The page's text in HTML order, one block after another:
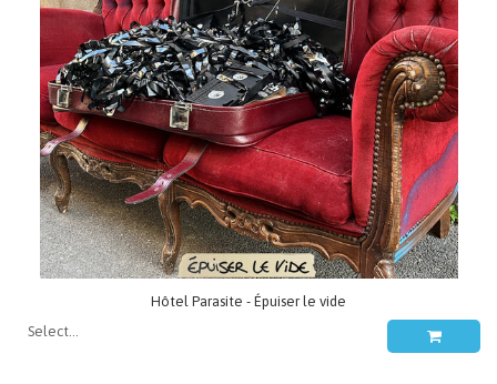
Hôtel Parasite - Épuiser le vide